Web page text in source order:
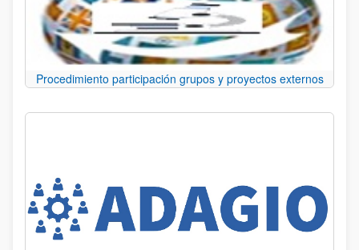
Procedimiento participación grupos y proyectos externos